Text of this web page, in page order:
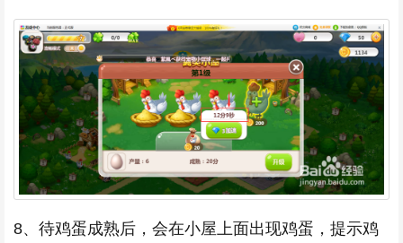
8、待鸡蛋成熟后，会在小屋上面出现鸡蛋，提示鸡